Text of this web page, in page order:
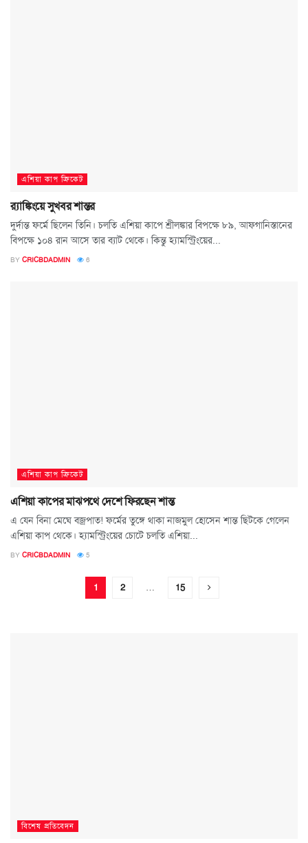
এশিয়া কাপ ক্রিকেট
র‍্যাঙ্কিংয়ে সুখবর শান্তর
দুর্দান্ত ফর্মে ছিলেন তিনি। চলতি এশিয়া কাপে শ্রীলঙ্কার বিপক্ষে ৮৯, আফগানিস্তানের
বিপক্ষে ১০৪ রান আসে তার ব্যাট থেকে। কিন্তু হ্যামস্ট্রিংয়ের...
BY CRICBDADMIN 6
এশিয়া কাপ ক্রিকেট
এশিয়া কাপের মাঝপথে দেশে ফিরছেন শান্ত
এ যেন বিনা মেঘে বজ্রপাত! ফর্মের তুঙ্গে থাকা নাজমুল হোসেন শান্ত ছিটকে গেলেন
এশিয়া কাপ থেকে। হ্যামস্ট্রিংয়ের চোটে চলতি এশিয়া...
BY CRICBDADMIN 5
1 2 … 15
বিশেষ প্রতিবেদন